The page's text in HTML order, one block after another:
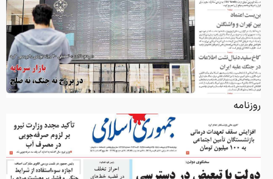
روزنامه